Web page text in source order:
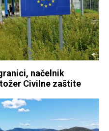
načelnik
Civilne zaštite